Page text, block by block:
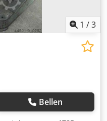
1 /3
Bellen